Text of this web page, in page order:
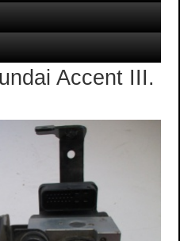
Accent III.